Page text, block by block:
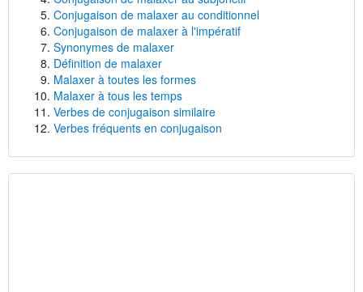
Conjugaison de malaxer au conditionnel
Conjugaison de malaxer à l'impératif
Synonymes de malaxer
Définition de malaxer
Malaxer à toutes les formes
Malaxer à tous les temps
Verbes de conjugaison similaire
Verbes fréquents en conjugaison